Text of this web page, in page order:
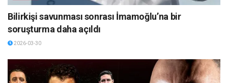
Bilirkişi savunması sonrası İmamoğlu’na bir
soruşturma daha açıldı
2026-03-30